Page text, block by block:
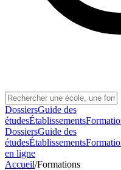
DossiersGuide des
étudesÉtablissements
DossiersGuide des
étudesÉtablissements
en ligne
Accueil/Formations